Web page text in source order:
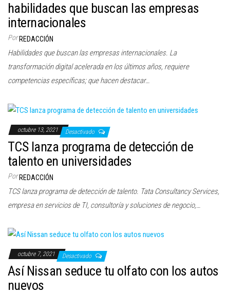
habilidades que buscan las empresas
internacionales
Por REDACCIÓN
Habilidades que buscan las empresas internacionales. La
transformación digital acelerada en los últimos años, requiere
competencias específicas; que hacen destacar…
octubre 13, 2021 Desactivado
TCS lanza programa de detección de
talento en universidades
PorREDACCIÓN
TCS lanza programa de detección de talento. Tata Consultancy Services,
empresa en servicios de TI, consultoría y soluciones de negocio,…
octubre 7, 2021 Desactivado
Así Nissan seduce tu olfato con los autos
nuevos